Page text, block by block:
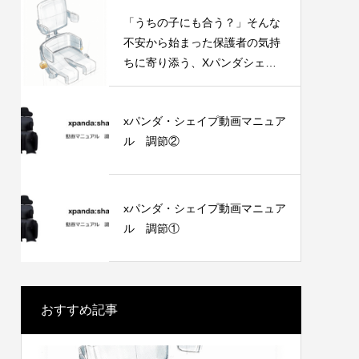
「うちの子にも合う？」そんな
不安から始まった保護者の気持
ちに寄り添う、Xパンダシェイ
xパンダ・シェイプ動画マニュア
ル 調節②
xパンダ・シェイプ動画マニュア
ル 調節①
おすすめ記事